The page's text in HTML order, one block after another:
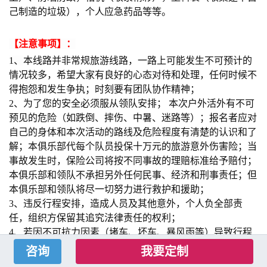
己制造的垃圾），个人应急药品等等。
【注意事项】：
1、 本线路并非常规旅游线路，一路上可能发生不可预计的
情况较多，希望大家有良好的心态对待和处理，任何时候不
得抱怨和发生争执；时刻要有团队协作精神；
2、为了您的安全必须服从领队安排； 本次户外活外有不可
预见的危险（如跌倒、摔伤、中暑、迷路等）；报名者应对
自己的身体和本次活动的路线及危险程度有清楚的认识和了
解；本俱乐部代每个队员投保十万元的旅游意外伤害险；当
事故发生时，保险公司将按不同事故的理赔标准给予赔付；
本俱乐部和领队不承担另外任何民事、经济和刑事责任；但
本俱乐部和领队将尽一切努力进行救护和援助；
3、违反行程安排，造成人员及其他意外，个人负全部责
任，组织方保留其追究法律责任的权利；
4、若因不可抗力因素（堵车、坏车、暴风雨等）导致行程
阻断，俱乐部有权另做其它相应行程安排；
5、火烈鸟户外拥有活动中拍摄的照片和影像资料的使用
我要定制